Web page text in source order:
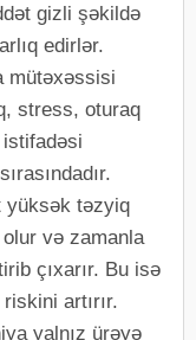
gizli şəkildə
edirlər.
mütəxəssisi
stress, oturaq
yüksək təzyiq
və zamanla
çıxarır. Bu isə
artırır.
yalnız ürəyə